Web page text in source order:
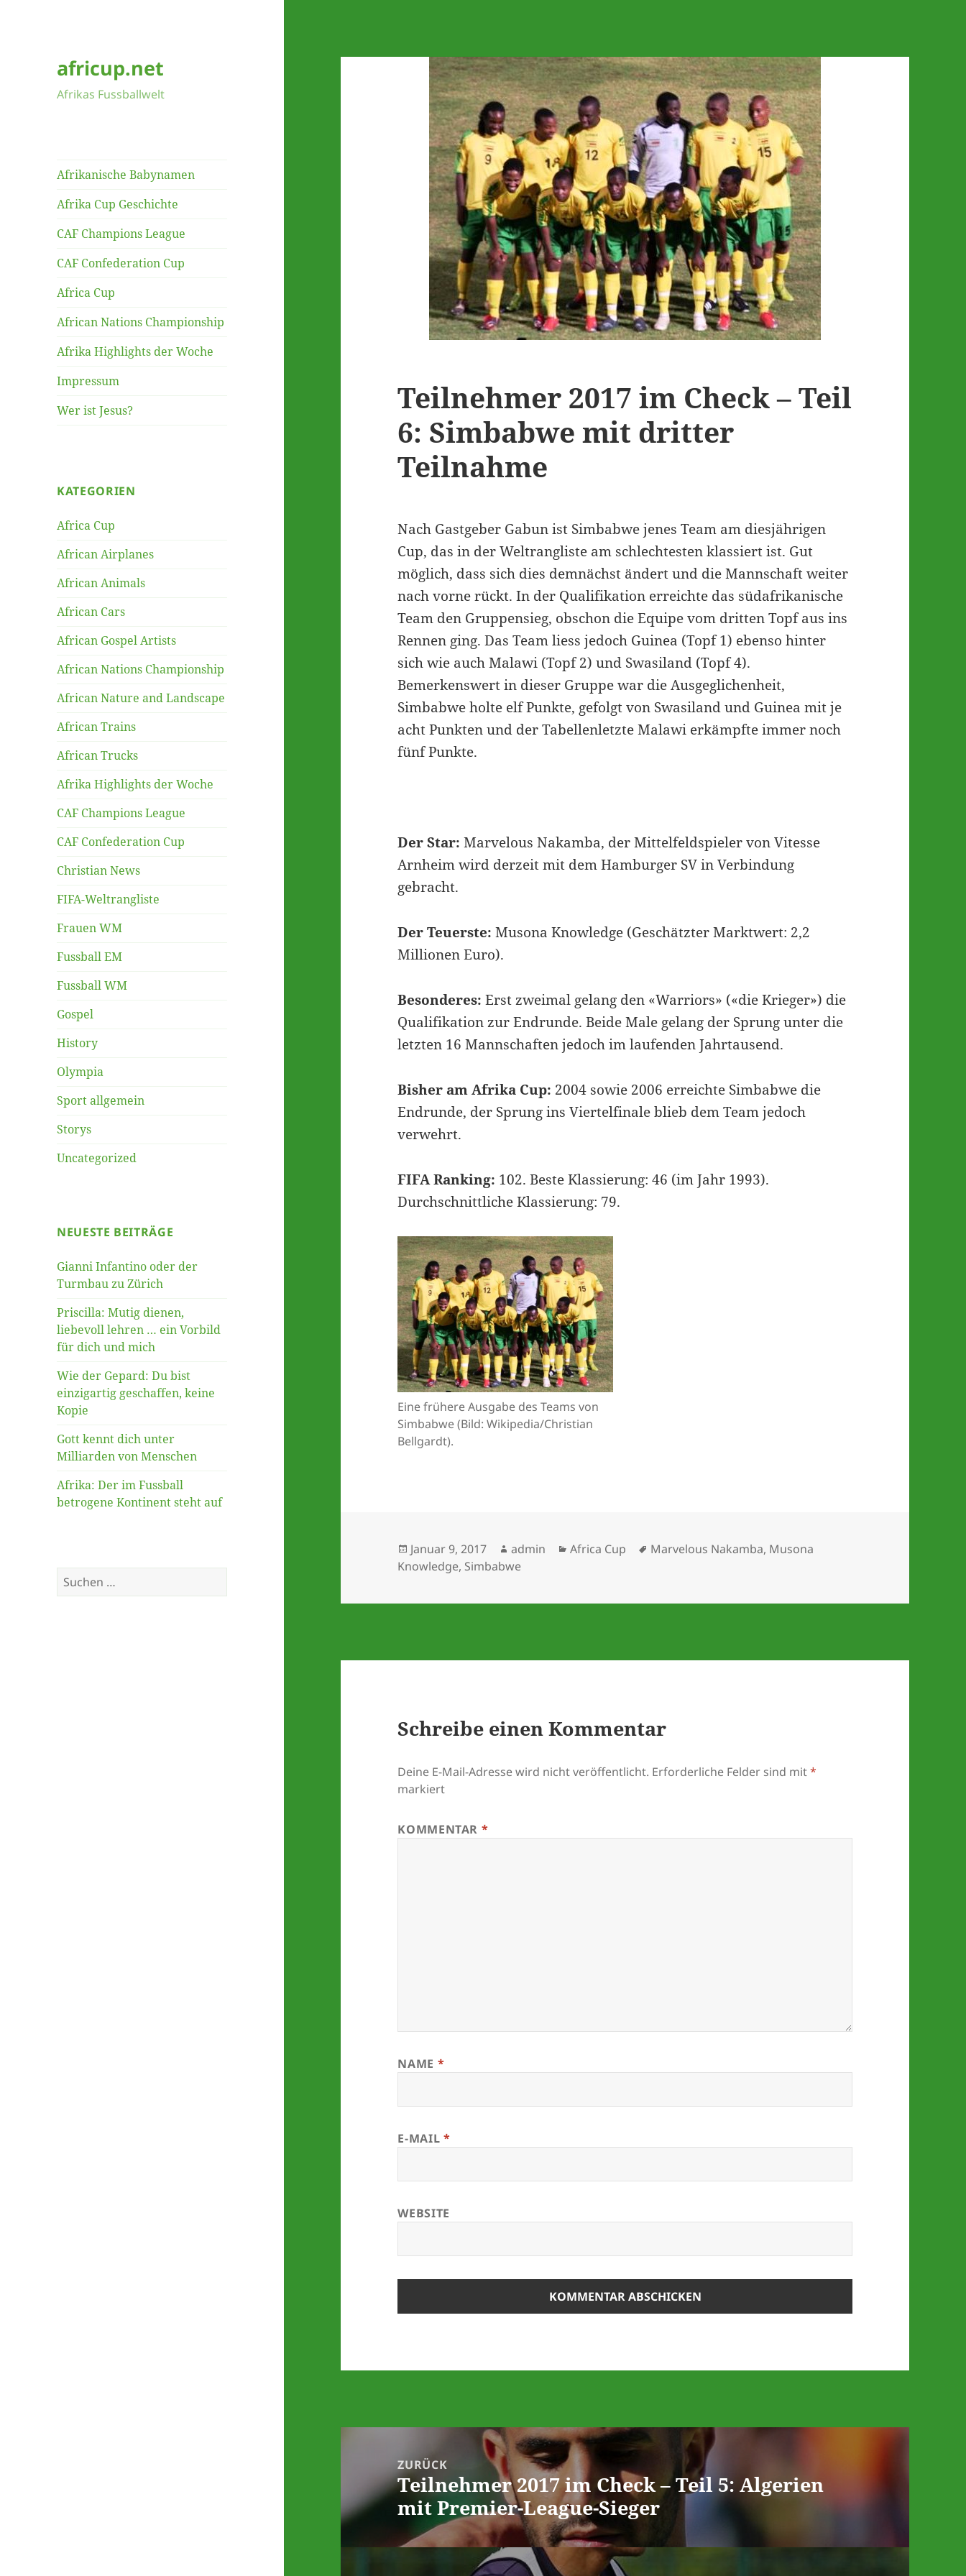
africup.net
Afrikas Fussballwelt
Afrikanische Babynamen
Afrika Cup Geschichte
CAF Champions League
CAF Confederation Cup
Africa Cup
African Nations Championship
Afrika Highlights der Woche
Impressum
Wer ist Jesus?
KATEGORIEN
Africa Cup
African Airplanes
African Animals
African Cars
African Gospel Artists
African Nations Championship
African Nature and Landscape
African Trains
African Trucks
Afrika Highlights der Woche
CAF Champions League
CAF Confederation Cup
Christian News
FIFA-Weltrangliste
Frauen WM
Fussball EM
Fussball WM
Gospel
History
Olympia
Sport allgemein
Storys
Uncategorized
NEUESTE BEITRÄGE
Gianni Infantino oder der
Turmbau zu Zürich
Priscilla: Mutig dienen,
liebevoll lehren … ein Vorbild
für dich und mich
Wie der Gepard: Du bist
einzigartig geschaffen, keine
Kopie
Gott kennt dich unter
Milliarden von Menschen
Afrika: Der im Fussball
betrogene Kontinent steht auf
Suche
nach:
Teilnehmer 2017 im Check – Teil
6: Simbabwe mit dritter
Teilnahme
Nach Gastgeber Gabun ist Simbabwe jenes Team am diesjährigen
Cup, das in der Weltrangliste am schlechtesten klassiert ist. Gut
möglich, dass sich dies demnächst ändert und die Mannschaft weiter
nach vorne rückt. In der Qualifikation erreichte das südafrikanische
Team den Gruppensieg, obschon die Equipe vom dritten Topf aus ins
Rennen ging. Das Team liess jedoch Guinea (Topf 1) ebenso hinter
sich wie auch Malawi (Topf 2) und Swasiland (Topf 4).
Bemerkenswert in dieser Gruppe war die Ausgeglichenheit,
Simbabwe holte elf Punkte, gefolgt von Swasiland und Guinea mit je
acht Punkten und der Tabellenletzte Malawi erkämpfte immer noch
fünf Punkte.
Der Star: Marvelous Nakamba, der Mittelfeldspieler von Vitesse
Arnheim wird derzeit mit dem Hamburger SV in Verbindung
gebracht.
Der Teuerste: Musona Knowledge (Geschätzter Marktwert: 2,2
Millionen Euro).
Besonderes: Erst zweimal gelang den «Warriors» («die Krieger») die
Qualifikation zur Endrunde. Beide Male gelang der Sprung unter die
letzten 16 Mannschaften jedoch im laufenden Jahrtausend.
Bisher am Afrika Cup: 2004 sowie 2006 erreichte Simbabwe die
Endrunde, der Sprung ins Viertelfinale blieb dem Team jedoch
verwehrt.
FIFA Ranking: 102. Beste Klassierung: 46 (im Jahr 1993).
Durchschnittliche Klassierung: 79.
Eine frühere Ausgabe des Teams von
Simbabwe (Bild: Wikipedia/Christian
Bellgardt).
Veröffentlicht
am
Januar 9, 2017 Autor
admin Kategorien
Africa Cup Schlagwörter
Marvelous Nakamba, Musona
Knowledge, Simbabwe
Schreibe einen Kommentar
Deine E-Mail-Adresse wird nicht veröffentlicht. Erforderliche Felder sind mit*
markiert
KOMMENTAR *
NAME *
E-MAIL *
WEBSITE
NavigationZURÜCK
Vorheriger
Beitrag:
Teilnehmer 2017 im Check – Teil 5: Algerien
mit Premier-League-Sieger